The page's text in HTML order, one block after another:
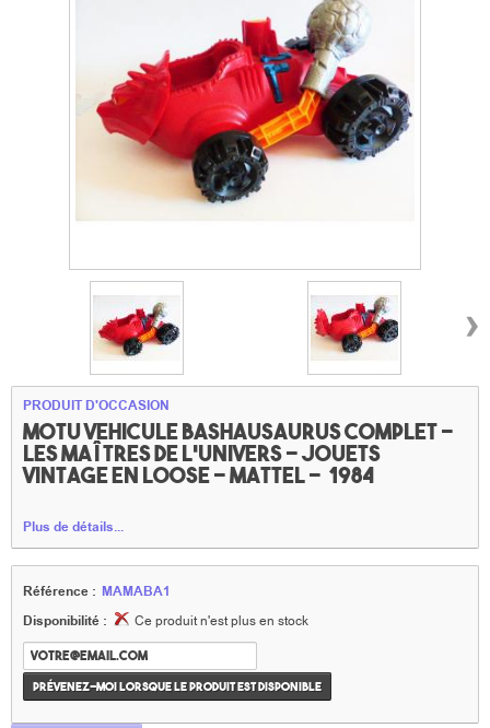
›
PRODUIT D'OCCASION
MOTU Vehicule Bashausaurus complet -
Les maîtres de l'univers - jouets
vintage en loose - Mattel - 1984
Plus de détails...
Référence : MAMABA1
Disponibilité :
Ce produit n'est plus en stock
Prévenez-moi lorsque le produit est disponible